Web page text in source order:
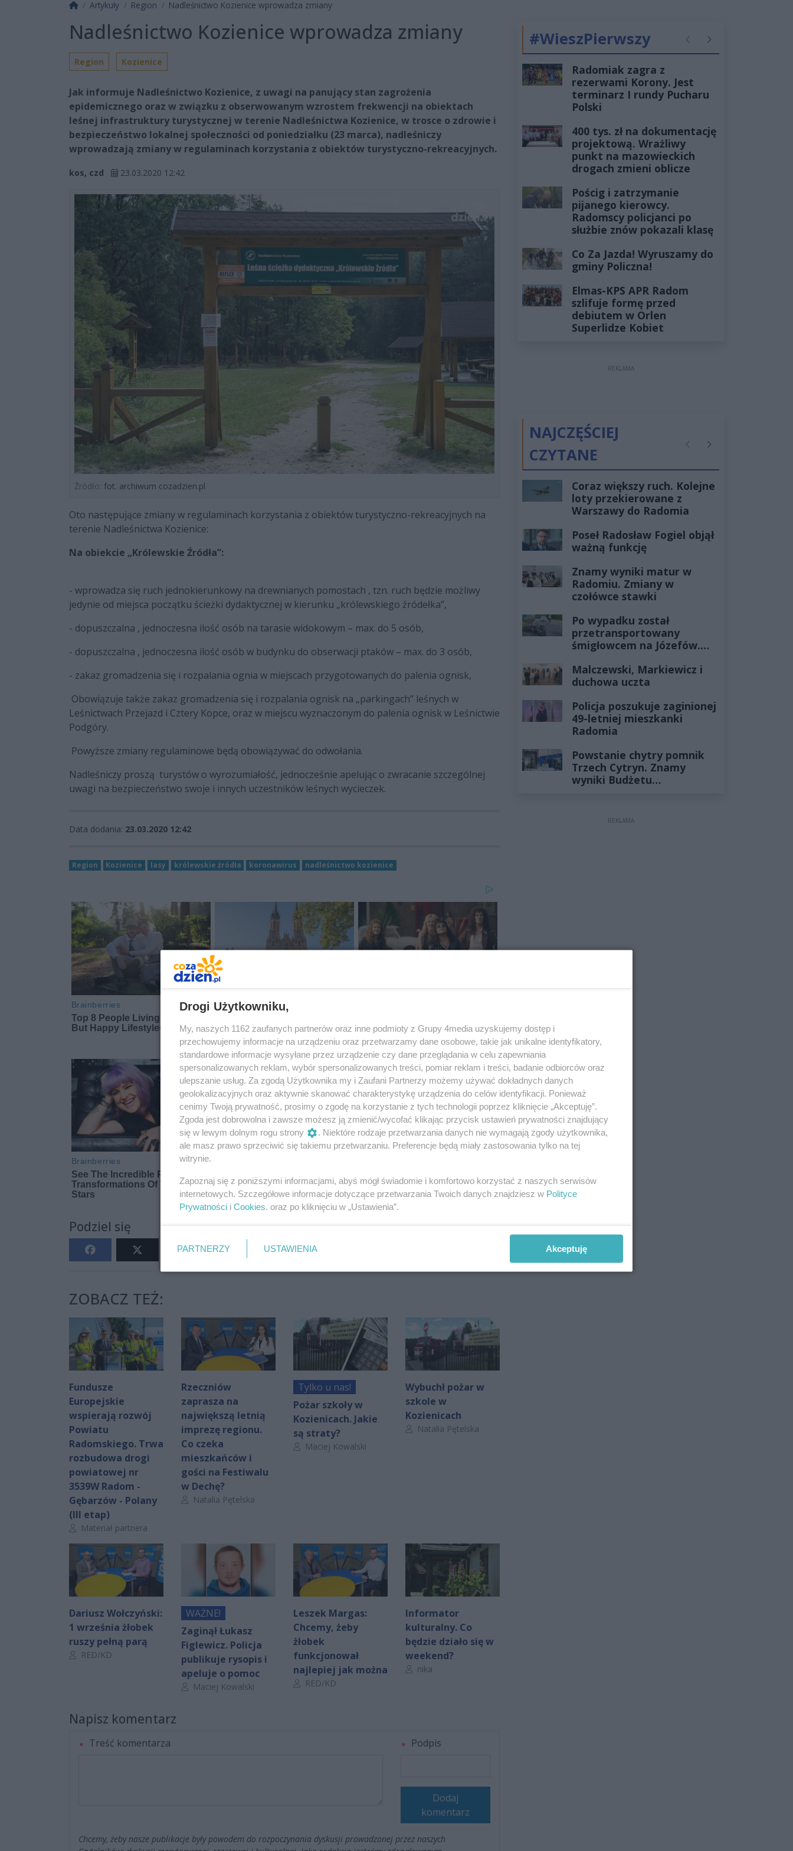
Strona główna
Artykuły Region Nadleśnictwo Kozienice wprowadza zmiany
Nadleśnictwo Kozienice wprowadza zmiany
Region Kozienice
Jak informuje Nadleśnictwo Kozienice, z uwagi na panujący stan zagrożenia
epidemicznego oraz w związku z obserwowanym wzrostem frekwencji na obiektach
leśnej infrastruktury turystycznej w terenie Nadleśnictwa Kozienice, w trosce o zdrowie i
bezpieczeństwo lokalnej społeczności od poniedziałku (23 marca), nadleśniczy
wprowadzają zmiany w regulaminach korzystania z obiektów turystyczno-rekreacyjnych.
kos, czd 23.03.2020 12:42
Źródło: fot. archiwum cozadzien.pl
Oto następujące zmiany w regulaminach korzystania z obiektów turystyczno-rekreacyjnych na
terenie Nadleśnictwa Kozienice:
Na obiekcie „Królewskie Źródła”:
- wprowadza się ruch jednokierunkowy na drewnianych pomostach , tzn. ruch będzie możliwy
jedynie od miejsca początku ścieżki dydaktycznej w kierunku „królewskiego źródełka”,
- dopuszczalna , jednoczesna ilość osób na tarasie widokowym – max. do 5 osób,
- dopuszczalna , jednoczesna ilość osób w budynku do obserwacji ptaków – max. do 3 osób,
- zakaz gromadzenia się i rozpalania ognia w miejscach przygotowanych do palenia ognisk,
Obowiązuje także zakaz gromadzenia się i rozpalania ognisk na „parkingach” leśnych w
Leśnictwach Przejazd i Cztery Kopce, oraz w miejscu wyznaczonym do palenia ognisk w Leśnictwie
Podgóry.
Powyższe zmiany regulaminowe będą obowiązywać do odwołania.
Nadleśniczy proszą turystów o wyrozumiałość, jednocześnie apelując o zwracanie szczególnej
uwagi na bezpieczeństwo swoje i innych uczestników leśnych wycieczek.
Data dodania: 23.03.2020 12:42
Region Kozienice lasy królewskie źródła koronawirus nadleśnictwo kozienice
Podziel się
ZOBACZ TEŻ:
Fundusze
Europejskie
wspierają rozwój
Powiatu
Radomskiego. Trwa
rozbudowa drogi
powiatowej nr
3539W Radom -
Gębarzów - Polany
(III etap)
Autor artykułu:
Materiał partnera
Rzeczniów
zaprasza na
największą letnią
imprezę regionu.
Co czeka
mieszkańców i
gości na Festiwalu
w Dechę?
Autor artykułu:
Natalia Pętelska
Tylko u nas!
Pożar szkoły w
Kozienicach. Jakie
są straty?
Autor artykułu:
Maciej Kowalski
Wybuchł pożar w
szkole w
Kozienicach
Autor artykułu:
Natalia Pętelska
Dariusz Wołczyński:
1 września żłobek
ruszy pełną parą
Autor artykułu:
RED/KD
WAŻNE!
Zaginął Łukasz
Figlewicz. Policja
publikuje rysopis i
apeluje o pomoc
Autor artykułu:
Maciej Kowalski
Leszek Margas:
Chcemy, żeby
żłobek
funkcjonował
najlepiej jak można
Autor artykułu:
RED/KD
Informator
kulturalny. Co
będzie działo się w
weekend?
Autor artykułu:
nika
Napisz komentarz
Treść komentarza Podpis
Dodaj
komentarz
Chcemy, żeby nasze publikacje były powodem do rozpoczynania dyskusji prowadzonej przez naszych
#WieszPierwszy PoprzednieNastępne
Radomiak zagra z
rezerwami Korony. Jest
terminarz I rundy Pucharu
Polski
400 tys. zł na dokumentację
projektową. Wrażliwy
punkt na mazowieckich
drogach zmieni oblicze
Pościg i zatrzymanie
pijanego kierowcy.
Radomscy policjanci po
służbie znów pokazali klasę
Co Za Jazda! Wyruszamy do
gminy Policzna!
Elmas-KPS APR Radom
szlifuje formę przed
debiutem w Orlen
Superlidze Kobiet
REKLAMA
NAJCZĘŚCIEJ
CZYTANE
PoprzednieNastępne
Coraz większy ruch. Kolejne
loty przekierowane z
Warszawy do Radomia
Poseł Radosław Fogiel objął
ważną funkcję
Znamy wyniki matur w
Radomiu. Zmiany w
czołówce stawki
Po wypadku został
przetransportowany
śmigłowcem na Józefów.
żyłach
Malczewski, Markiewicz i
duchowa uczta
Policja poszukuje zaginionej
49-letniej mieszkanki
Radomia
Powstanie chytry pomnik
Trzech Cytryn. Znamy
wyniki Budżetu
REKLAMA
Drogi Użytkowniku,
My, naszych 1162 zaufanych partnerów oraz inne podmioty z Grupy 4media uzyskujemy dostęp i
przechowujemy informacje na urządzeniu oraz przetwarzamy dane osobowe, takie jak unikalne identyfikatory,
standardowe informacje wysyłane przez urządzenie czy dane przeglądania w celu zapewniania
spersonalizowanych reklam, wybór spersonalizowanych treści, pomiar reklam i treści, badanie odbiorców oraz
ulepszanie usług. Za zgodą Użytkownika my i Zaufani Partnerzy możemy używać dokładnych danych
geolokalizacyjnych oraz aktywnie skanować charakterystykę urządzenia do celów identyfikacji. Ponieważ
cenimy Twoją prywatność, prosimy o zgodę na korzystanie z tych technologii poprzez kliknięcie „Akceptuję”.
Zgoda jest dobrowolna i zawsze możesz ją zmienić/wycofać klikając przycisk ustawień prywatności znajdujący
się w lewym dolnym rogu strony
. Niektóre rodzaje przetwarzania danych nie wymagają zgody użytkownika,
ale masz prawo sprzeciwić się takiemu przetwarzaniu. Preferencje będą miały zastosowania tylko na tej
witrynie.
Zapoznaj się z poniższymi informacjami, abyś mógł świadomie i komfortowo korzystać z naszych serwisów
internetowych. Szczegółowe informacje dotyczące przetwarzania Twoich danych znajdziesz w Polityce
Prywatności i Cookies. oraz po kliknięciu w „Ustawienia”.
PARTNERZY USTAWIENIA Akceptuję